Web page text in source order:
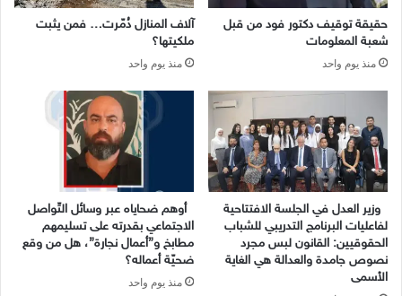
حقيقة توقيف دكتور فود من قبل
شعبة المعلومات
منذ يوم واحد
آلاف المنازل دُمّرت… فمن يثبت
ملكيتها؟
منذ يوم واحد
وزير العدل في الجلسة الافتتاحية
لفاعليات البرنامج التدريبي للشباب
الحقوقيين: القانون لبس مجرد
نصوص جامدة والعدالة هي الغاية
الأسمى
أوهم ضحاياه عبر وسائل التّواصل
الاجتماعي بقدرته على تسليمهم
مطابخ و”أعمال نجارة”، هل من وقع
ضحيّة أعماله؟
منذ يوم واحد